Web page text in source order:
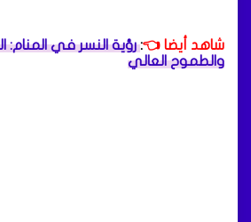
شاهد أيضا 👈:رؤية النسر في المنام:
والطموح العالي